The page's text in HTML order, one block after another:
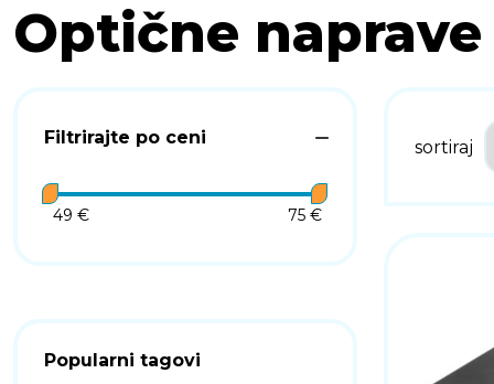
Optične naprave
Filtrirajte po ceni
49 € 75 €
Popularni tagovi
sortiraj